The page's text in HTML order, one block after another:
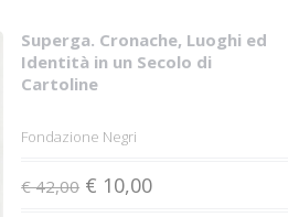
Superga. Cronache, Luoghi ed
Identità in un Secolo di
Cartoline
Fondazione Negri
€ 42,00 € 10,00